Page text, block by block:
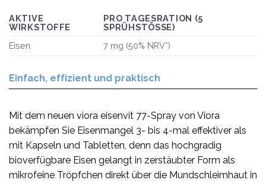
AKTIVE
WIRKSTOFFE
PRO TAGESRATION (5
SPRÜHSTÖSSE)
Eisen
7 mg (50% NRV*)
Einfach, effizient und praktisch
Mit dem neuen viora eisenvit 77-Spray von Viora
bekämpfen Sie Eisenmangel 3- bis 4-mal effektiver als
mit Kapseln und Tabletten, denn das hochgradig
bioverfügbare Eisen gelangt in zerstäubter Form als
mikrofeine Tröpfchen direkt über die Mundschleimhaut in